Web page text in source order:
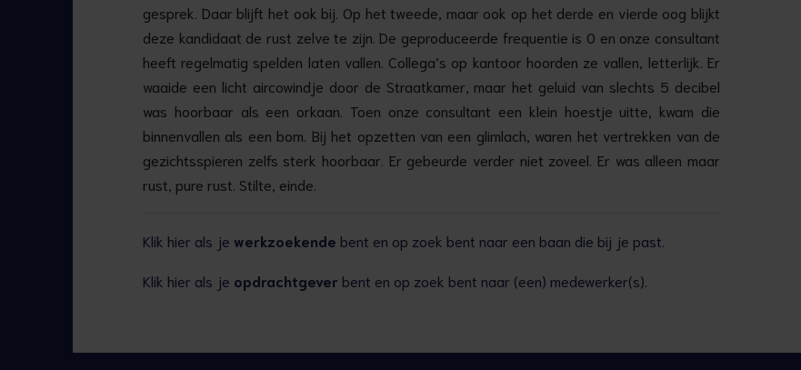
gesprek. Daar blijft het ook bij. Op het tweede, maar ook op het derde en vierde oog blijkt
deze kandidaat de rust zelve te zijn. De geproduceerde frequentie is 0 en onze consultant
heeft regelmatig spelden laten vallen. Collega’s op kantoor hoorden ze vallen, letterlijk. Er
waaide een licht aircowindje door de Straatkamer, maar het geluid van slechts 5 decibel
was hoorbaar als een orkaan. Toen onze consultant een klein hoestje uitte, kwam die
binnenvallen als een bom. Bij het opzetten van een glimlach, waren het vertrekken van de
gezichtsspieren zelfs sterk hoorbaar. Er gebeurde verder niet zoveel. Er was alleen maar
rust, pure rust. Stilte, einde.
Klik hier als je werkzoekende bent en op zoek bent naar een baan die bij je past.
Klik hier als je opdrachtgever bent en op zoek bent naar (een) medewerker(s).